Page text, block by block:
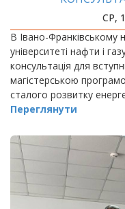
СР,
В Івано-Франківському
університеті нафти і
консультація для
магістерською
сталого розвитку
Переглянути